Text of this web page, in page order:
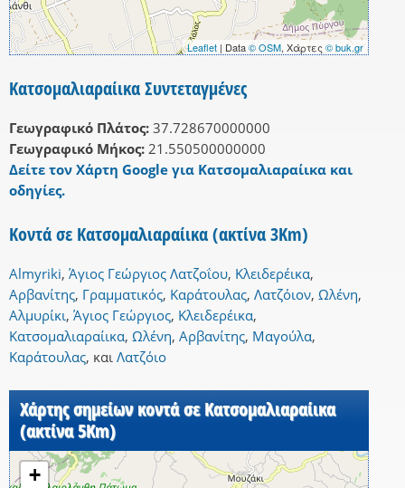
Leaflet | Data© OSM, Χάρτες © buk.gr
Κατσομαλιαραίικα Συντεταγμένες
Γεωγραφικό Πλάτος: 37.728670000000
Γεωγραφικό Μήκος: 21.550500000000
Δείτε τον Χάρτη Google για Κατσομαλιαραίικα και
οδηγίες.
Κοντά σε Κατσομαλιαραίικα (ακτίνα 3Km)
Almyriki, Άγιος Γεώργιος Λατζοΐου, Κλειδερέικα,
Αρβανίτης, Γραμματικός, Καράτουλας, Λατζόιον, Ωλένη,
Αλμυρίκι, Άγιος Γεώργιος, Κλειδερέικα,
Κατσομαλιαραίικα, Ωλένη, Αρβανίτης, Μαγούλα,
Καράτουλας, και Λατζόιο
Χάρτης σημείων κοντά σε Κατσομαλιαραίικα
(ακτίνα 5Km)
+